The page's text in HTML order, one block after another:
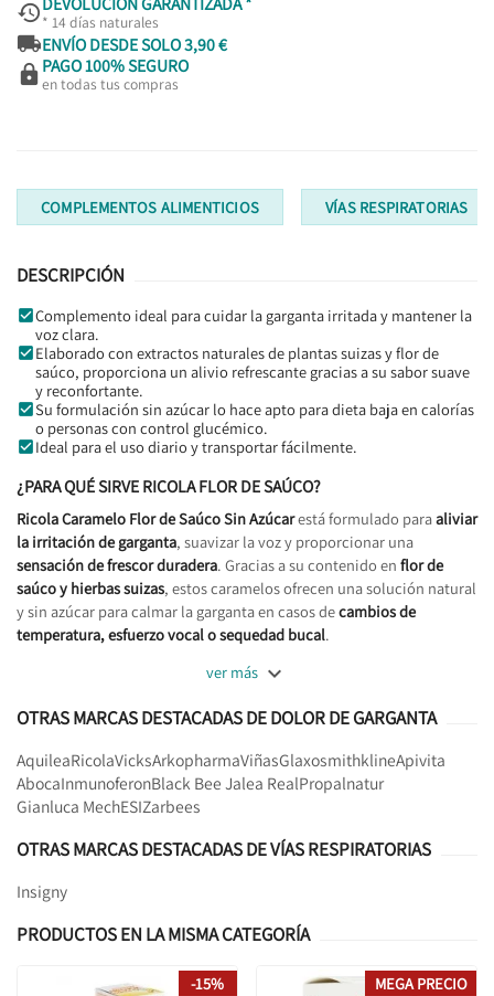
* 14 días naturales
ENVÍO DESDE SOLO 3,90 €
 PAGO 100% SEGURO
en todas tus compras
COMPLEMENTOS ALIMENTICIOS VÍAS RESPIRATORIAS
DESCRIPCIÓN
Complemento ideal para cuidar la garganta irritada y mantener la
voz clara.
Elaborado con extractos naturales de plantas suizas y flor de
saúco, proporciona un alivio refrescante gracias a su sabor suave
y reconfortante.
Su formulación sin azúcar lo hace apto para dieta baja en calorías
o personas con control glucémico.
Ideal para el uso diario y transportar fácilmente.
¿PARA QUÉ SIRVE RICOLA FLOR DE SAÚCO?
Ricola Caramelo Flor de Saúco Sin Azúcarestá formulado paraaliviar
la irritación de garganta, suavizar la voz y proporcionar una
sensación de frescor duradera. Gracias a su contenido en flor de
saúco y hierbas suizas, estos caramelos ofrecen una solución natural
y sin azúcar para calmar la garganta en casos decambios de
temperatura, esfuerzo vocal o sequedad bucal.
ver más 
OTRAS MARCAS DESTACADAS DE DOLOR DE GARGANTA
AquileaRicolaVicksArkopharmaViñasGlaxosmithklineApivita
AbocaInmunoferonBlack Bee Jalea RealPropalnatur
Gianluca MechESIZarbees
OTRAS MARCAS DESTACADAS DE VÍAS RESPIRATORIAS
Insigny
PRODUCTOS EN LA MISMA CATEGORÍA
-15% MEGA PRECIO